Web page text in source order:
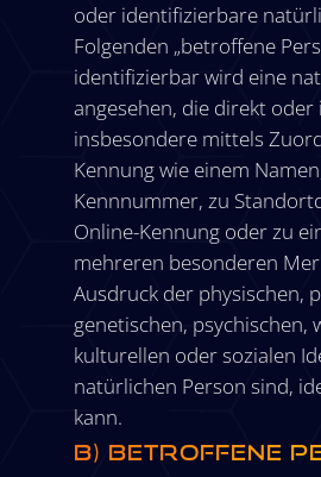
oder identifizierbare
Folgenden „betroffene
identifizierbar wird eine
angesehen, die direkt oder
insbesondere mittels
Kennung wie einem
Kennnummer, zu
Online-Kennung oder zu
mehreren besonderen
Ausdruck der physischen,
genetischen, psychischen,
kulturellen oder sozialen
natürlichen Person sind,
kann.
b) betroffene